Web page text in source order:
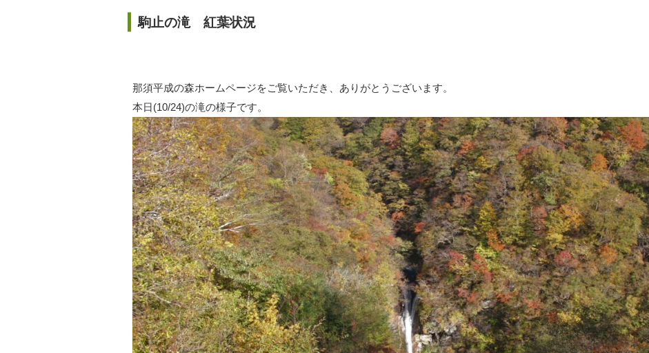
駒止の滝 紅葉状況
那須平成の森ホームページをご覧いただき、ありがとうございます。
本日(10/24)の滝の様子です。